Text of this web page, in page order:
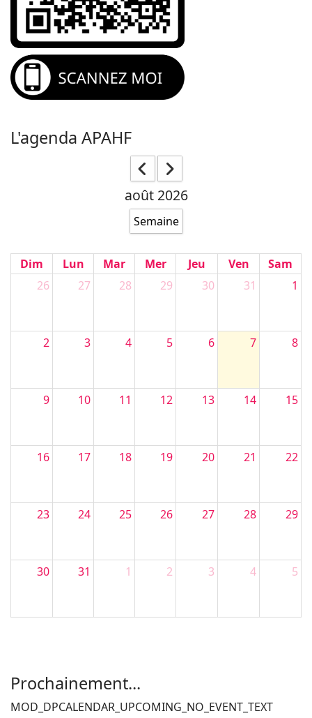
L'agenda APAHF
août 2026
Semaine
Dim Lun Mar Mer Jeu Ven
Sam
26
27 28 29 30 31 1
2 3 4 5 6 7 8
9 10 11 12 13 14 15
16 17 18 19 20 21 22
23 24 25 26 27 28 29
30 31 1 2 3 4 5
Prochainement...
MOD_DPCALENDAR_UPCOMING_NO_EVENT_TEXT